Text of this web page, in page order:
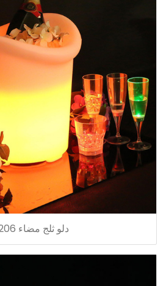
دلو ثلج مضاء ib206